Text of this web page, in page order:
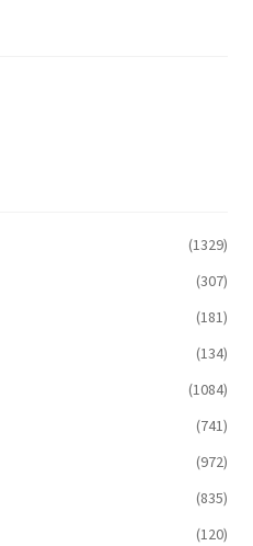
(1329)
(307)
(181)
(134)
(1084)
(741)
(972)
(835)
(120)